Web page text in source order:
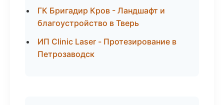
ГК Бригадир Кров - Ландшафт и
благоустройство в Тверь
ИП Clinic Laser - Протезирование в
Петрозаводск